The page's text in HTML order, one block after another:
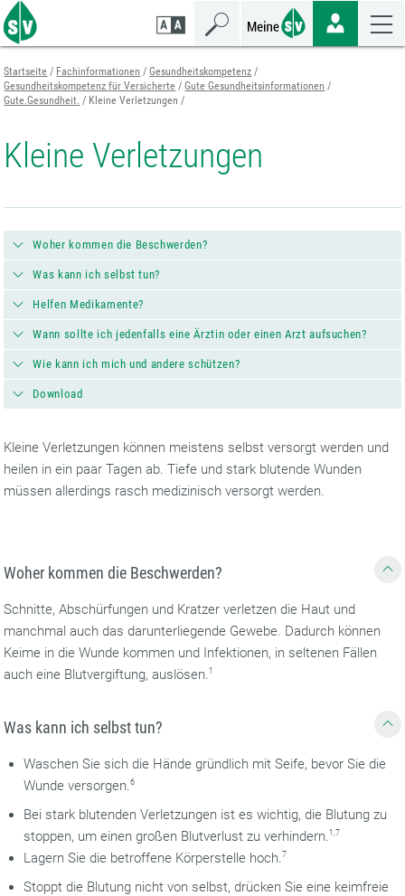
Zum
Seiteninhalt
springen
Zur
Navigation
springen
Zur
Mobilen
Navigation
springen
Startseite Fachinformationen
Gesundheitskompetenz
Gesundheitskompetenz für Versicherte
Gute Gesundheitsinformationen
Gute.Gesundheit.
Kleine Verletzungen
Kleine Verletzungen
Woher kommen die Beschwerden?
Was kann ich selbst tun?
Helfen Medikamente?
Wann sollte ich jedenfalls eine Ärztin oder einen Arzt aufsuchen?
Wie kann ich mich und andere schützen?
Download
Kleine Verletzungen können meistens selbst versorgt werden und
heilen in ein paar Tagen ab. Tiefe und stark blutende Wunden
müssen allerdings rasch medizinisch versorgt werden.
Woher kommen die Beschwerden?
Schnitte, Abschürfungen und Kratzer verletzen die Haut und
manchmal auch das darunterliegende Gewebe. Dadurch können
Keime in die Wunde kommen und Infektionen, in seltenen Fällen
auch eine Blutvergiftung, auslösen.1
Was kann ich selbst tun?
Waschen Sie sich die Hände gründlich mit Seife, bevor Sie die
Wunde versorgen.6
Bei stark blutenden Verletzungen ist es wichtig, die Blutung zu
stoppen, um einen großen Blutverlust zu verhindern.1,7
Lagern Sie die betroffene Körperstelle hoch.7
Stoppt die Blutung nicht von selbst, drücken Sie eine keimfreie